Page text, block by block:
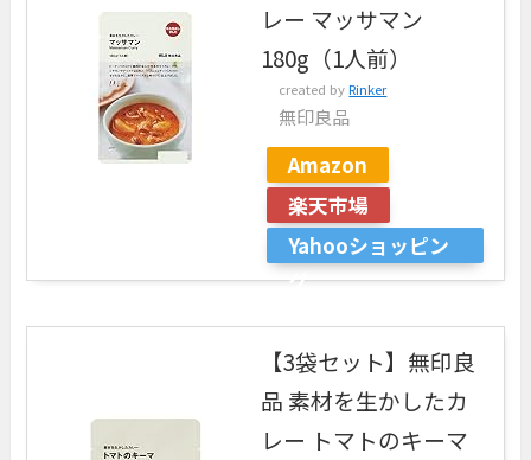
レー マッサマン
180g（1人前）
created byRinker
無印良品
Amazon
楽天市場
Yahooショッピン
グ
【3袋セット】無印良
品 素材を生かしたカ
レー トマトのキーマ